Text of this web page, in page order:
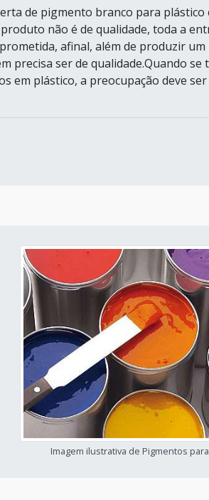
de pigmento branco para plástico
não é de qualidade, toda a
afinal, além de produzir
precisa ser de qualidade.Quando se
em plástico, a preocupação deve
Imagem ilustrativa de Pigmentos